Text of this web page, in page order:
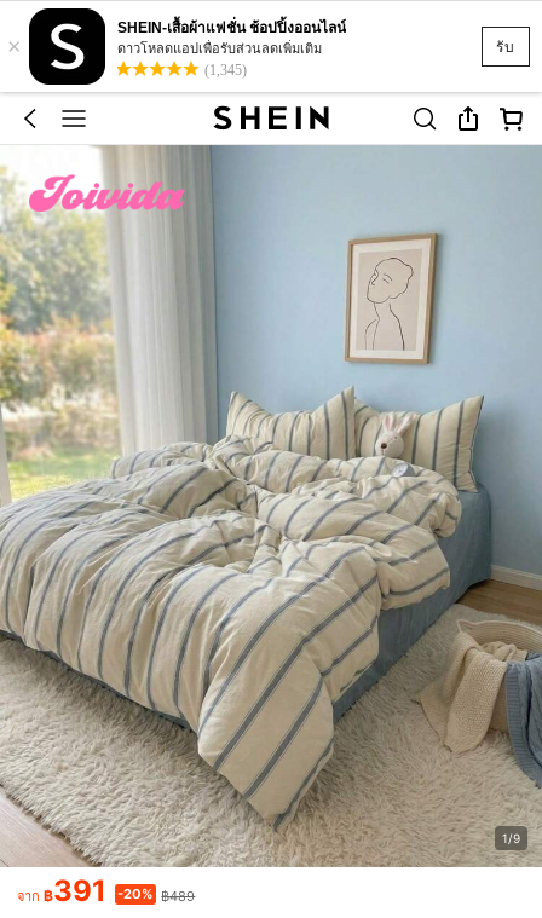
รับ
×
SHEIN-เสื้อผ้าแฟชั่น ช้อปปิ้งออนไลน์
ดาวโหลดแอปเพื่อรับส่วนลดเพิ่มเติม
(1,345)
1/9
จาก ฿391 -20% ฿489